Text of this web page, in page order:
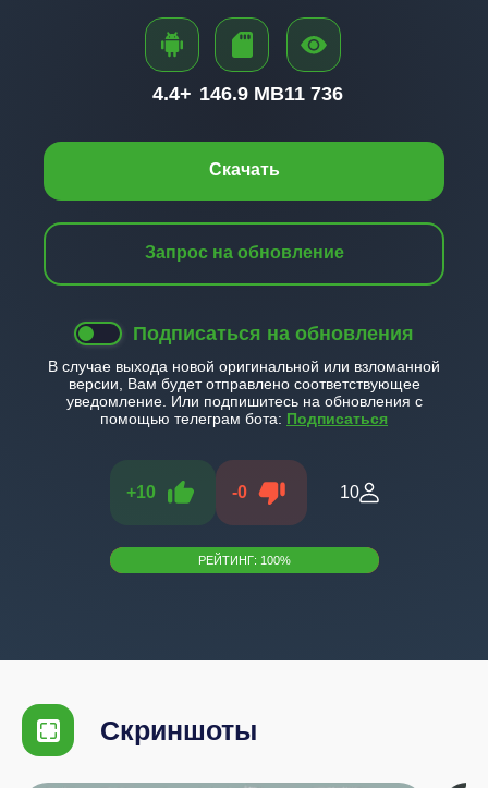
Скачать
Запрос на обновление
Подписаться на обновления
В случае выхода новой оригинальной или взломанной
версии, Вам будет отправлено соответствующее
уведомление. Или подпишитесь на обновления с
помощью телеграм бота: Подписаться
+10 -0 10
РЕЙТИНГ: 100%
4.4+ 146.9 MB11 736
Скриншоты